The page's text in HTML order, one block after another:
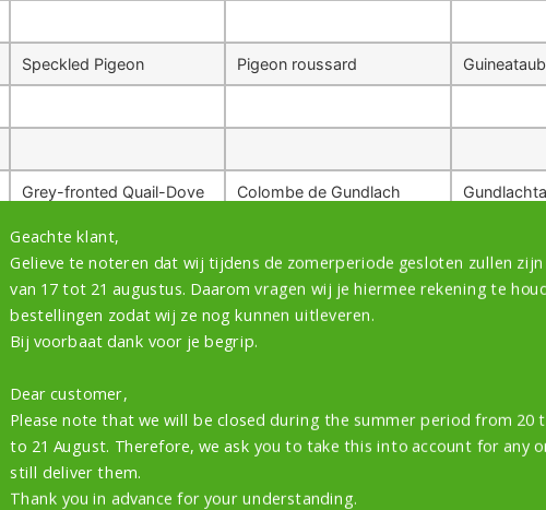
Speckled Pigeon Pigeon roussard
Grey-fronted Quail-Dove Colombe de Gundlach
Flock Bronzewing
Common Wood Pigeon Pigeon ramier
Geachte klant,
Gelieve te noteren dat wij tijdens de zomerperiode gesloten zullen
van 17 tot 21 augustus. Daarom vragen wij je hiermee rekening te
bestellingen zodat wij ze nog kunnen uitleveren.
Bij voorbaat dank voor je begrip.
Dear customer,
Please note that we will be closed during the summer period from 20
to 21 August. Therefore, we ask you to take this into account for any
still deliver them.
Thank you in advance for your understanding.